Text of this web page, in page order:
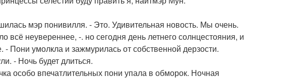
мэр понивилля. - Это. Удивительная новость. Мы очень.
неувереннее, -. но сегодня день летнего солнцестояния, и
- Пони умолкла и зажмурилась от собственной дерзости.
- Ночь будет длиться.
особо впечатлительных пони упала в обморок. Ночная